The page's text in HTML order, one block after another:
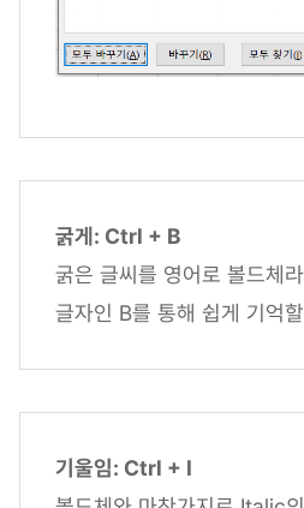
굵게: Ctrl + B
굵은 글씨를 영어로 볼드체
글자인 B를 통해 쉽게 기억
기울임: Ctrl + I